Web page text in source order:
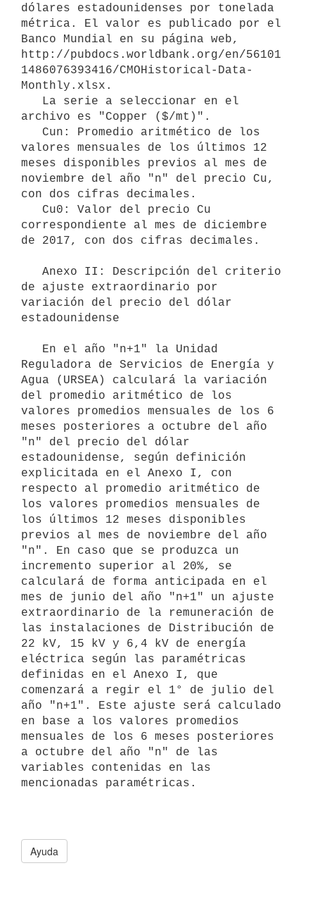
dólares estadounidenses por tonelada
métrica. El valor es publicado por el
Banco Mundial en su página web,
http://pubdocs.worldbank.org/en/56101
1486076393416/CMOHistorical-Data-
Monthly.xlsx.
archivo es "Copper ($/mt)".
valores mensuales de los últimos 12
meses disponibles previos al mes de
noviembre del año "n" del precio Cu,
con dos cifras decimales.
correspondiente al mes de diciembre
de 2017, con dos cifras decimales.
de ajuste extraordinario por
variación del precio del dólar
estadounidense
Reguladora de Servicios de Energía y
Agua (URSEA) calculará la variación
del promedio aritmético de los
valores promedios mensuales de los 6
meses posteriores a octubre del año
"n" del precio del dólar
estadounidense, según definición
explicitada en el Anexo I, con
respecto al promedio aritmético de
los valores promedios mensuales de
los últimos 12 meses disponibles
previos al mes de noviembre del año
"n". En caso que se produzca un
incremento superior al 20%, se
calculará de forma anticipada en el
mes de junio del año "n+1" un ajuste
extraordinario de la remuneración de
las instalaciones de Distribución de
22 kV, 15 kV y 6,4 kV de energía
eléctrica según las paramétricas
definidas en el Anexo I, que
comenzará a regir el 1° de julio del
año "n+1". Este ajuste será calculado
en base a los valores promedios
mensuales de los 6 meses posteriores
a octubre del año "n" de las
variables contenidas en las
Ayuda